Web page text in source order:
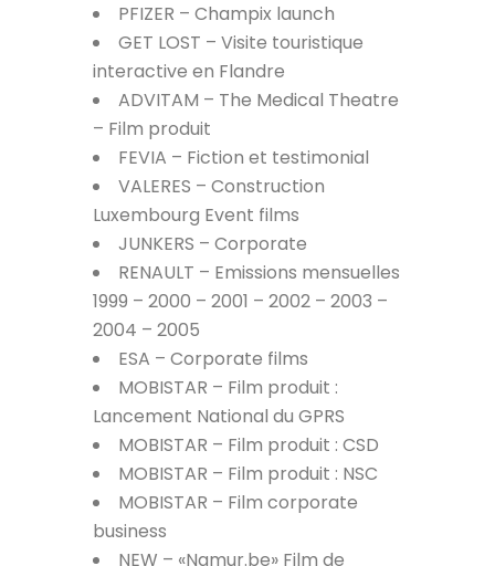
PFIZER – Champix launch
GET LOST – Visite touristique
interactive en Flandre
ADVITAM – The Medical Theatre
– Film produit
FEVIA – Fiction et testimonial
VALERES – Construction
Luxembourg Event films
JUNKERS – Corporate
RENAULT – Emissions mensuelles
1999 – 2000 – 2001 – 2002 – 2003 –
2004 – 2005
ESA – Corporate films
MOBISTAR – Film produit :
Lancement National du GPRS
MOBISTAR – Film produit : CSD
MOBISTAR – Film produit : NSC
MOBISTAR – Film corporate
business
NEW – «Namur.be» Film de